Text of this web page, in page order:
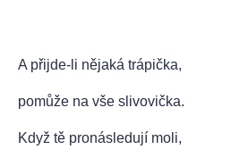
A přijde-li nějaká trápička,
pomůže na vše slivovička.
Když tě pronásledují moli,